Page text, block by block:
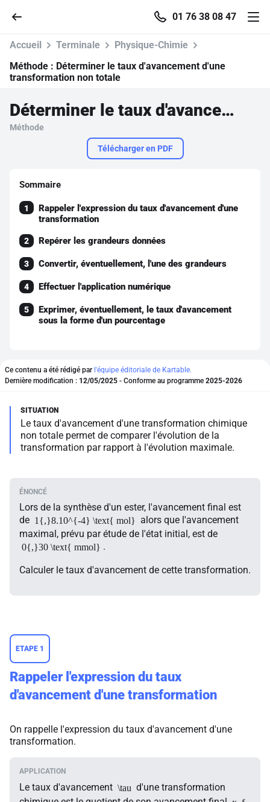
01 76 38 08 47
Parcourir
Se connecter
S'inscrire gratuitement
Pour profiter de 10 contenus offerts.
Accueil Terminale
Physique-Chimie
Méthode : Déterminer le taux d'avancement d'une
transformation non totale
Déterminer le taux d'avancement d'une transformation non totale
Méthode
Télécharger en PDF
Sommaire
1
Rappeler l'expression du taux d'avancement d'une
transformation
2 Repérer les grandeurs données
3 Convertir, éventuellement, l'une des grandeurs
4 Effectuer l'application numérique
5
Exprimer, éventuellement, le taux d'avancement
sous la forme d'un pourcentage
Ce contenu a été rédigé par l'équipe éditoriale de Kartable.
Dernière modification : 12/05/2025 - Conforme au programme 2025-2026
Le taux d'avancement d'une transformation chimique
non totale permet de comparer l'évolution de la
transformation par rapport à l'évolution maximale.
Lors de la synthèse d'un ester, l'avancement final est
de 1{,}8.10^{-4} \text{ mol} alors que l'avancement
maximal, prévu par étude de l'état initial, est de
0{,}30 \text{ mmol} .
Calculer le taux d'avancement de cette transformation.
ETAPE 1
Rappeler l'expression du taux
d'avancement d'une transformation
On rappelle l'expression du taux d'avancement d'une
transformation.
Le taux d'avancement \tau d'une transformation